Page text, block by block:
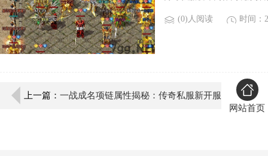
(0)人阅读 时间：
上一篇： 一战成名项链属性揭秘：传奇私服新开服
网站首页